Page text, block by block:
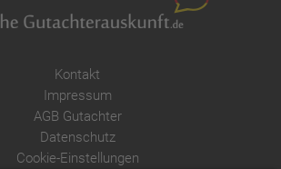
Kontakt
Impressum
AGB Gutachter
Datenschutz
Cookie-Einstellungen